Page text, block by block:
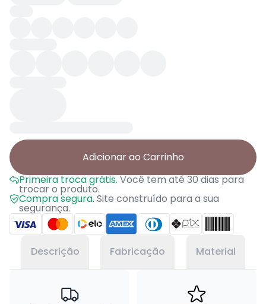
Adicionar ao Carrinho
Primeira troca grátis.Você tem até 30 dias para
trocar o produto.
Compra segura. Site construído para a sua
segurança.
Descrição Fabricação Material